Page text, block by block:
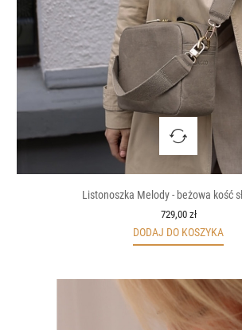
Listonoszka Melody - beżowa kość
729,00 zł
DODAJ DO KOSZYKA